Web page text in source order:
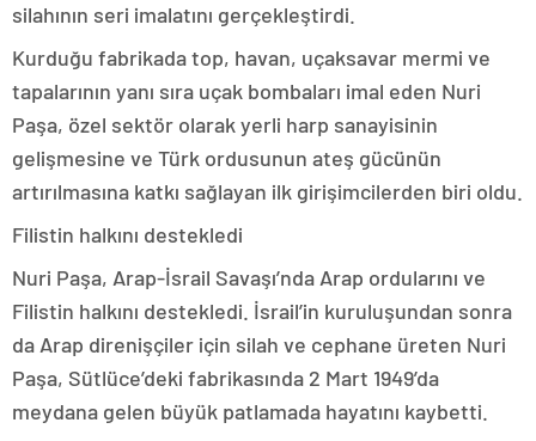
silahının seri imalatını gerçekleştirdi.
Kurduğu fabrikada top, havan, uçaksavar mermi ve
tapalarının yanı sıra uçak bombaları imal eden Nuri
Paşa, özel sektör olarak yerli harp sanayisinin
gelişmesine ve Türk ordusunun ateş gücünün
artırılmasına katkı sağlayan ilk girişimcilerden biri oldu.
Filistin halkını destekledi
Nuri Paşa, Arap-İsrail Savaşı’nda Arap ordularını ve
Filistin halkını destekledi. İsrail’in kuruluşundan sonra
da Arap direnişçiler için silah ve cephane üreten Nuri
Paşa, Sütlüce’deki fabrikasında 2 Mart 1949’da
meydana gelen büyük patlamada hayatını kaybetti.